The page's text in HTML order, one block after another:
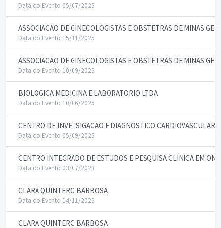
Data do Evento 05/07/2025
ASSOCIACAO DE GINECOLOGISTAS E OBSTETRAS DE MINAS
Data do Evento 15/11/2025
ASSOCIACAO DE GINECOLOGISTAS E OBSTETRAS DE MINAS
Data do Evento 10/09/2025
BIOLOGICA MEDICINA E LABORATORIO LTDA
Data do Evento 10/06/2025
CENTRO DE INVETSIGACAO E DIAGNOSTICO CARDIOVASCULAR
Data do Evento 05/09/2025
CENTRO INTEGRADO DE ESTUDOS E PESQUISA CLINICA EM
Data do Evento 03/07/2023
CLARA QUINTERO BARBOSA
Data do Evento 14/11/2025
CLARA QUINTERO BARBOSA